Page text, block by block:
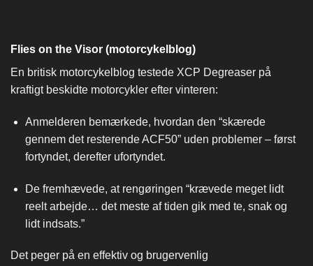
Flies on the Visor (motorcykelblog)
En britisk motorcykelblog testede XCP Degreaser på
kraftigt beskidte motorcykler efter vinteren:
Anmelderen bemærkede, hvordan den “skærede
gennem det resterende ACF50” uden problemer – først
fortyndet, derefter ufortyndet.
De fremhævede, at rengøringen “krævede meget lidt
reelt arbejde… det meste af tiden gik med te, snak og
lidt indsats.”
Det peger på en effektiv og brugervenlig